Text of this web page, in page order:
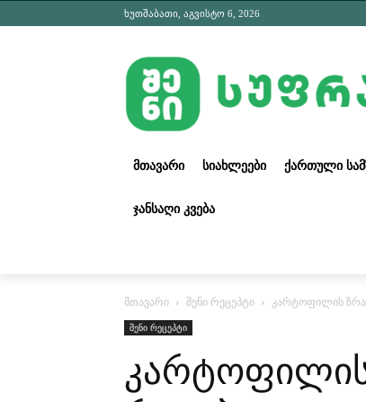
ხუთშაბათი, აგვისტო 6, 2026
ᲛᲗᲐᲕᲐᲠᲘ ᲡᲘᲐᲮᲚᲔᲔᲑᲘ ᲥᲐᲠᲗᲣᲚᲘ
ᲯᲐᲜᲡᲐᲦᲘ ᲙᲕᲔᲑᲐ
მთავარი შენი რეცეპტი კარტოფილის
შენი რეცეპტი
კარტოფილის